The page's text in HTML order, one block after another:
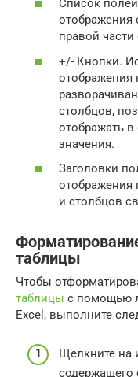
Список
отображения
правой части
+/- Кнопки.
отображения
столбцов,
отображать
значения.
Заголовки
отображения
и столбцов
таблицы
Чтобы
таблицы с помощью
Excel, выполните
Щелкните на
содержащего